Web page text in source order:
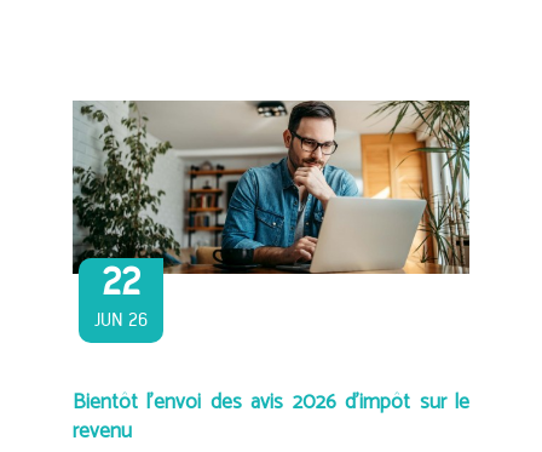
22
JUN 26
Bientôt l’envoi des avis 2026 d’impôt sur le
revenu